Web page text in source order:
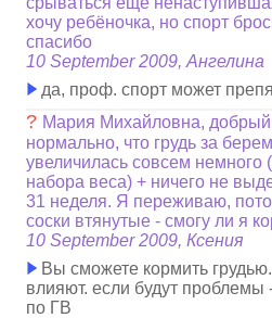
хочу ребёночка, но спорт
спасибо
10 September 2009, Ангелина
да, проф. спорт может
? Мария Михайловна, добрый
нормально, что грудь за
увеличилась совсем немного
набора веса) + ничего не
31 неделя. Я переживаю,
соски втянутые - смогу ли я
10 September 2009, Ксения
Вы сможете кормить
влияют. если будут проблемы
по ГВ